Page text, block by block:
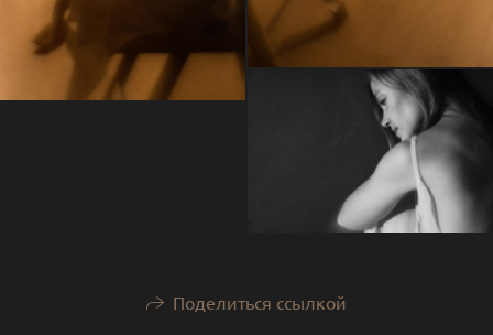
Поделиться ссылкой